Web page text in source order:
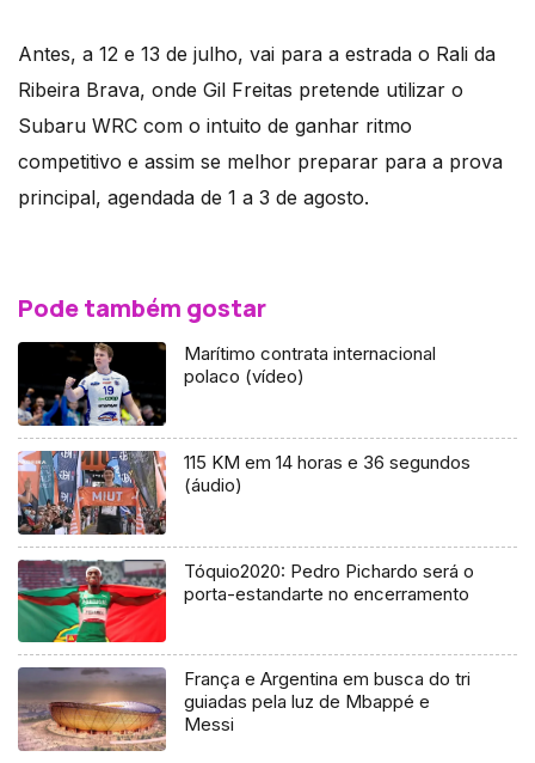
Antes, a 12 e 13 de julho, vai para a estrada o Rali da
Ribeira Brava, onde Gil Freitas pretende utilizar o
Subaru WRC com o intuito de ganhar ritmo
competitivo e assim se melhor preparar para a prova
principal, agendada de 1 a 3 de agosto.
Pode também gostar
Marítimo contrata internacional
polaco (vídeo)
115 KM em 14 horas e 36 segundos
(áudio)
Tóquio2020: Pedro Pichardo será o
porta-estandarte no encerramento
França e Argentina em busca do tri
guiadas pela luz de Mbappé e
Messi